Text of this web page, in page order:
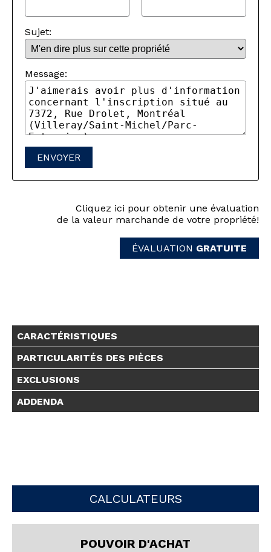
Sujet:
Message:
ENVOYER
Cliquez ici pour obtenir une évaluation
de la valeur marchande de votre propriété!
ÉVALUATION GRATUITE
CARACTÉRISTIQUES
PARTICULARITÉS DES PIÈCES
EXCLUSIONS
ADDENDA
CALCULATEURS
POUVOIR D'ACHAT